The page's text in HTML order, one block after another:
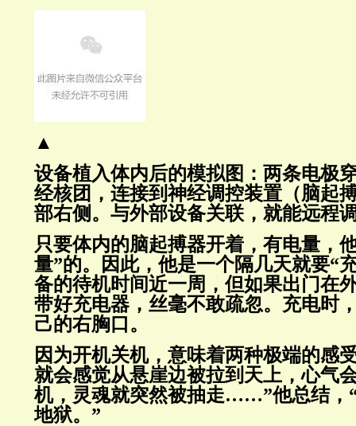
▲
设备植入体内后的模拟图：两条电极
经核团，连接到神经调控装置（脑起
部右侧。与外部设备关联，就能远程
只要体内的脑起搏器开着，有电量，
量”的。因此，他是一个隔几天就要“
备的待机时间近一周，但如果出门在
带好充电器，丝毫不敢疏忽。充电时
己的右胸口。
因为开机关机，意味着两种极端的感
就会感觉从悬崖边被拉到天上，心气
机，灵魂就突然被抽走……”他总结，
地狱。”